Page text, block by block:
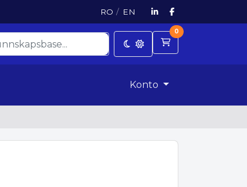
RO / EN
0
Handlevogn
Konto